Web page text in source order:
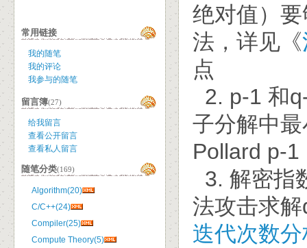
绝对值）
法，详见《
点
2. p-1 和
子分解中
Pollard p-
3. 解密指
法攻击求
迭代次数
常用链接
我的随笔
我的评论
我参与的随笔
留言簿(27)
给我留言
查看公开留言
查看私人留言
随笔分类(169)
Algorithm(20)
C/C++(24)
Compiler(25)
Compute Theory(5)